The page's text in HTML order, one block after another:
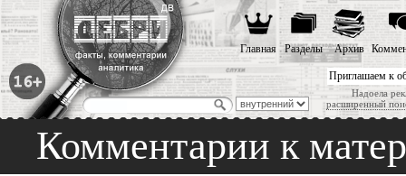
Приглашаем к
Надоела
расширенный
Главная Разделы Архив
Комментарии к